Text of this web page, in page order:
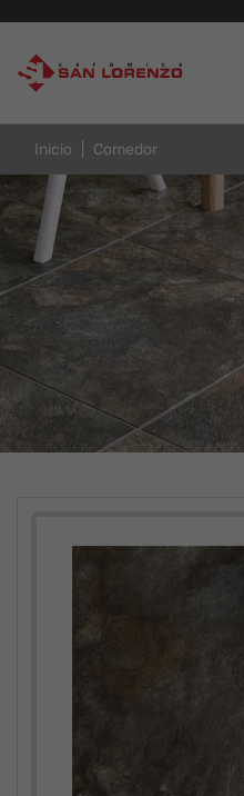
Inicio Comedor